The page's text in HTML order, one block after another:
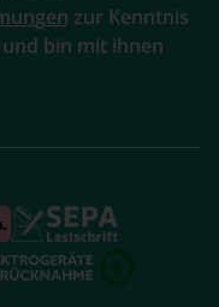
zur Kenntnis
und bin mit ihnen